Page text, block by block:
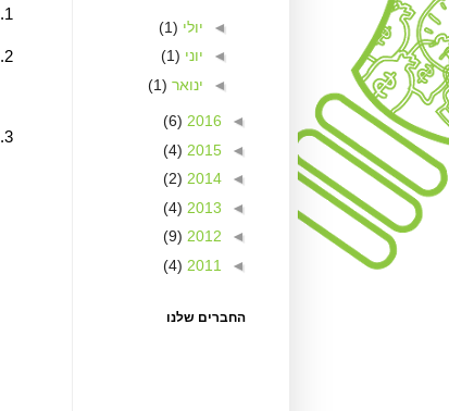
◄ יולי (1)
◄ יוני (1)
◄ ינואר (1)
◄
2016
(6)
◄
2015
(4)
◄
2014
(2)
◄
2013
(4)
◄
2012
(9)
◄
2011
(4)
החברים שלנו